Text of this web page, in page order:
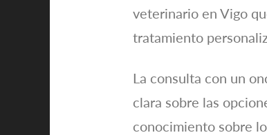
veterinario en Vigo
tratamiento
La consulta con un
clara sobre las
conocimiento sobre